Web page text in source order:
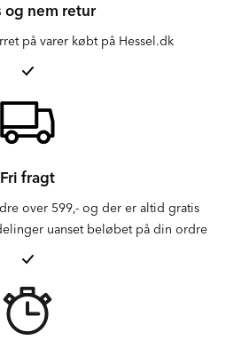
og nem retur
på varer købt på Hessel.dk
Fri fragt
over 599,- og der er altid gratis
uanset beløbet på din ordre